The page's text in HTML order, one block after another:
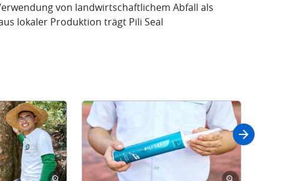
von landwirtschaftlichem Abfall als
lokaler Produktion trägt Pili Seal